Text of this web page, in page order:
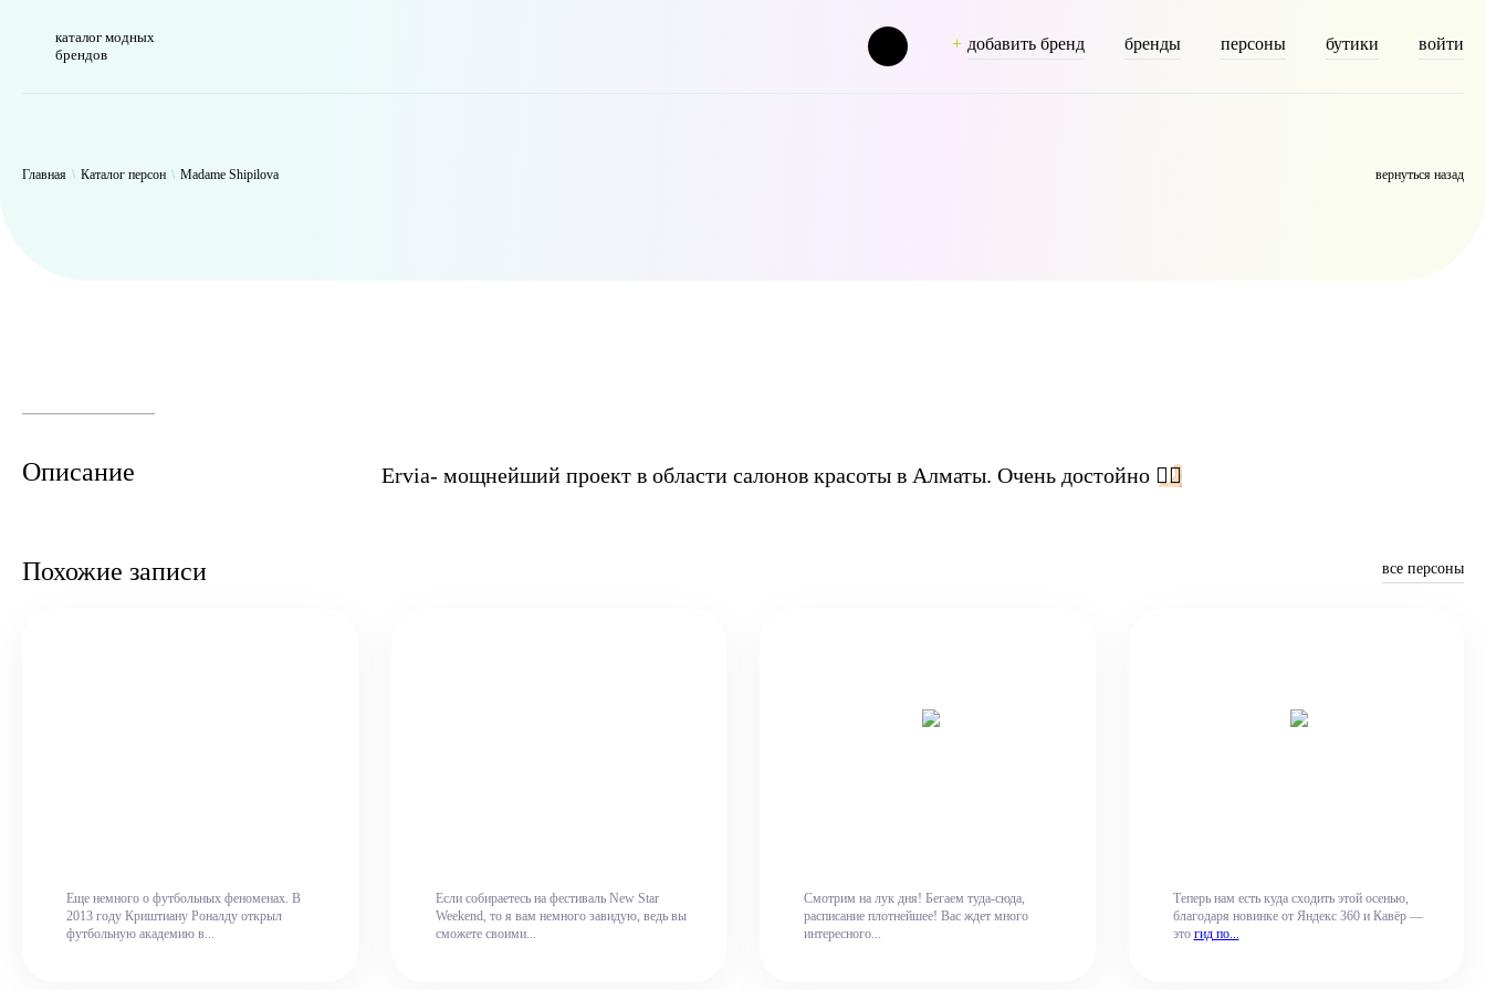
каталог модных
брендов
добавить бренд бренды персоны бутики войти
Главная \ Каталог персон \ Madame Shipilova вернуться назад
Описание Ervia- мощнейший проект в области салонов красоты в Алматы. Очень достойно 👍🏻
Похожие записи все персоны
Еще немного о футбольных феноменах. В
2013 году Криштиану Роналду открыл
футбольную академию в...
Если собираетесь на фестиваль New Star
Weekend, то я вам немного завидую, ведь вы
сможете своими...
Смотрим на лук дня! Бегаем туда-сюда,
расписание плотнейшее! Вас ждет много
интересного...
Теперь нам есть куда сходить этой осенью,
благодаря новинке от Яндекс 360 и Кавёр —
это гид по...